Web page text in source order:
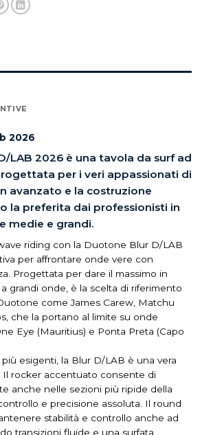
2026
LAB 2026 è una tavola da surf ad
per i veri appassionati di
avanzato e la costruzione
la preferita dai professionisti in
medie e grandi.
riding con la Duotone Blur D/LAB
per affrontare onde vere con
Progettata per dare il massimo in
grandi onde, è la scelta di riferimento
come James Carew, Matchu
che la portano al limite su onde
Eye (Mauritius) e Ponta Preta (Capo
esigenti, la Blur D/LAB è una vera
Il rocker accentuato consente di
anche nelle sezioni più ripide della
e precisione assoluta. Il round
stabilità e controllo anche ad
transizioni fluide e una surfata